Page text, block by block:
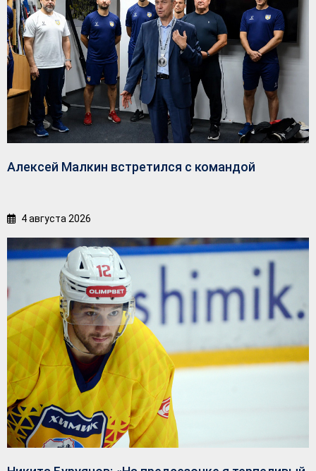
Алексей Малкин встретился с командой
4 августа 2026